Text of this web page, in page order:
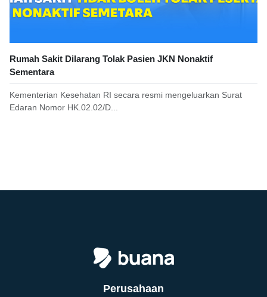
Rumah Sakit Dilarang Tolak Pasien JKN Nonaktif
Sementara
Kementerian Kesehatan RI secara resmi mengeluarkan Surat
Edaran Nomor HK.02.02/D...
Perusahaan